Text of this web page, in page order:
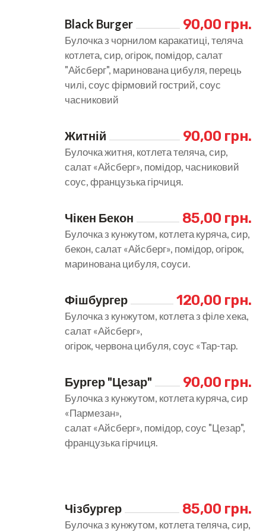
Black Burger 90,00 грн.
Булочка з чорнилом каракатиці, теляча
котлета, сир, огірок, помідор, салат
"Айсберг", маринована цибуля, перець
чилі, соус фірмовий гострий, соус
часниковий
Житній 90,00 грн.
Булочка житня, котлета теляча, сир,
салат «Айсберг», помідор, часниковий
соус, французька гірчиця.
Чікен Бекон 85,00 грн.
Булочка з кунжутом, котлета куряча, сир,
бекон, салат «Айсберг», помідор, огірок,
маринована цибуля, соуси.
Фішбургер 120,00 грн.
Булочка з кунжутом, котлета з філе хека,
салат «Айсберг»,
огірок, червона цибуля, соус «Тар-тар.
Бургер "Цезар" 90,00 грн.
Булочка з кунжутом, котлета куряча, сир
«Пармезан»,
салат «Айсберг», помідор, соус "Цезар",
французька гірчиця.
Чізбургер 85,00 грн.
Булочка з кунжутом, котлета теляча, сир,